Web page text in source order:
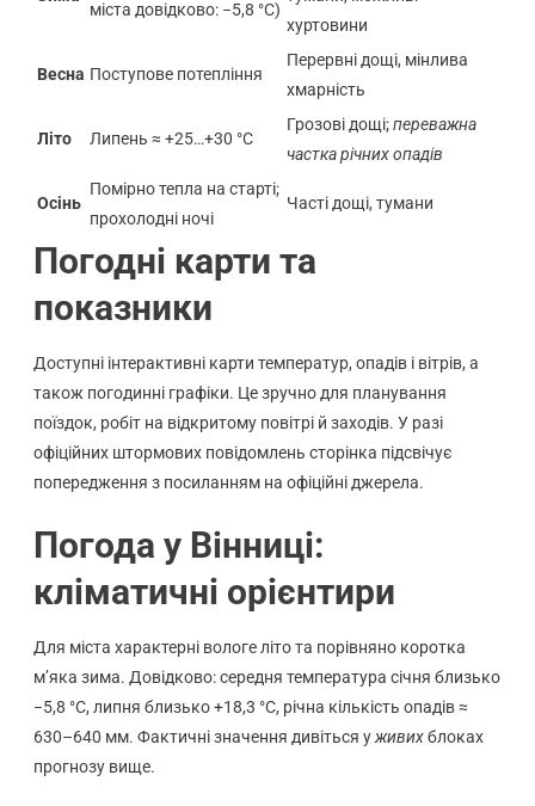
міста довідково: −5,8 °C)
хуртовини
Весна Поступове потепління
Перервні дощі, мінлива
хмарність
Літо Липень ≈ +25…+30 °C
Грозові дощі;переважна
частка річних опадів
Осінь
Помірно тепла на старті;
прохолодні ночі
Часті дощі, тумани
Погодні карти та
показники
Доступні інтерактивні карти температур, опадів і вітрів, а
також погодинні графіки. Це зручно для планування
поїздок, робіт на відкритому повітрі й заходів. У разі
офіційних штормових повідомлень сторінка підсвічує
попередження з посиланням на офіційні джерела.
Погода у Вінниці:
кліматичні орієнтири
Для міста характерні вологе літо та порівняно коротка
м’яка зима. Довідково: середня температура січня близько
−5,8 °C, липня близько +18,3 °C, річна кількість опадів ≈
630–640 мм. Фактичні значення дивіться уживихблоках
прогнозу вище.